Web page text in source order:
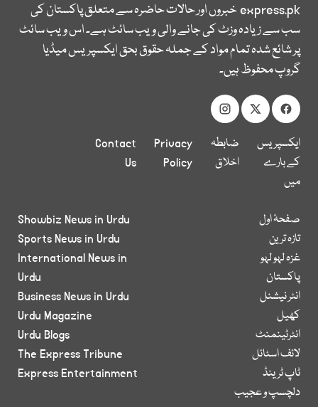
express.pkخبروں اور حالات حاضرہ سے متعلق پاکستان کی
سب سے زیادہ وزٹ کی جانے والی ویب سائٹ ہے۔ اس ویب سائٹ
پر شائع شدہ تمام مواد کے جملہ حقوق بحق ایکسپریس میڈیا
گروپ محفوظ ہیں۔
ایکسپریس
کے بارے
میں
ضابطہ
اخلاق
Privacy
Policy
Contact
Us
صفحۂ اول
تازہ ترین
غزہ لہو لہو
پاکستان
انٹر نیشنل
کھیل
انٹرٹینمنٹ
لائف اسٹائل
ٹاپ ٹرینڈ
دلچسپ و عجیب
Showbiz News in Urdu
Sports News in Urdu
International News in
Urdu
Business News in Urdu
Urdu Magazine
Urdu Blogs
The Express Tribune
Express Entertainment